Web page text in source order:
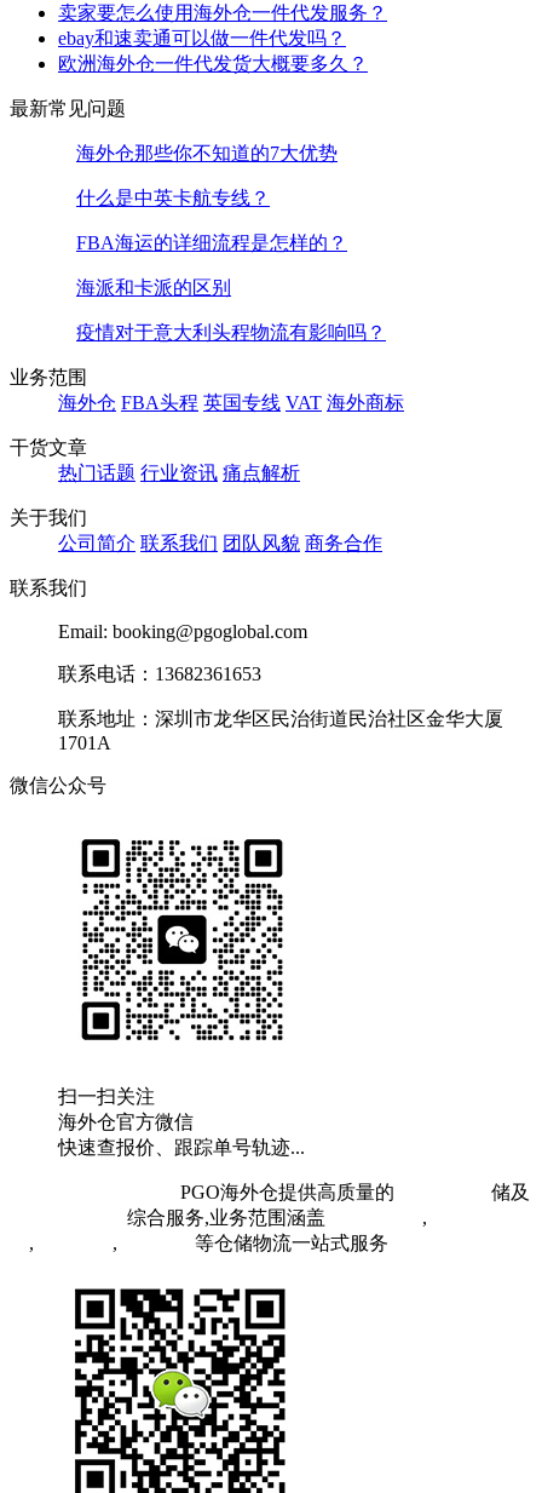
卖家要怎么使用海外仓一件代发服务？
ebay和速卖通可以做一件代发吗？
欧洲海外仓一件代发货大概要多久？
最新常见问题
海外仓那些你不知道的7大优势
什么是中英卡航专线？
FBA海运的详细流程是怎样的？
海派和卡派的区别
疫情对于意大利头程物流有影响吗？
业务范围
海外仓 FBA头程 英国专线 VAT 海外商标
干货文章
热门话题 行业资讯 痛点解析
关于我们
公司简介 联系我们 团队风貌 商务合作
联系我们
Email: booking@pgoglobal.com
联系电话：13682361653
联系地址：深圳市龙华区民治街道民治社区金华大厦
1701A
微信公众号
扫一扫关注
海外仓官方微信
快速查报价、跟踪单号轨迹...
PGO海外仓提供高质量的
储及
综合服务,业务范围涵盖 ,
, , 等仓储物流一站式服务